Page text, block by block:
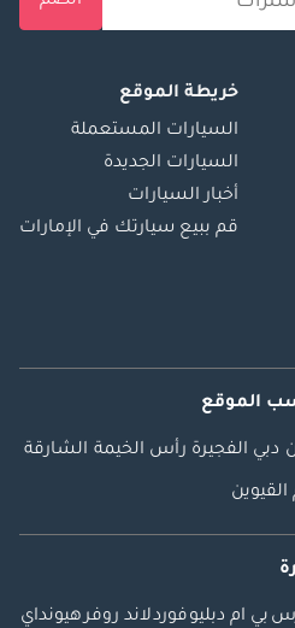
خريطة الموقع
السيارات المستعملة
السيارات الجديدة
أخبار السيارات
قم ببيع سيارتك في الإمارات
الموقع
دبي الفجيرة رأس الخيمة الشارقة
القيوين
بي ام دبليوفوردلاند روفرهيونداي